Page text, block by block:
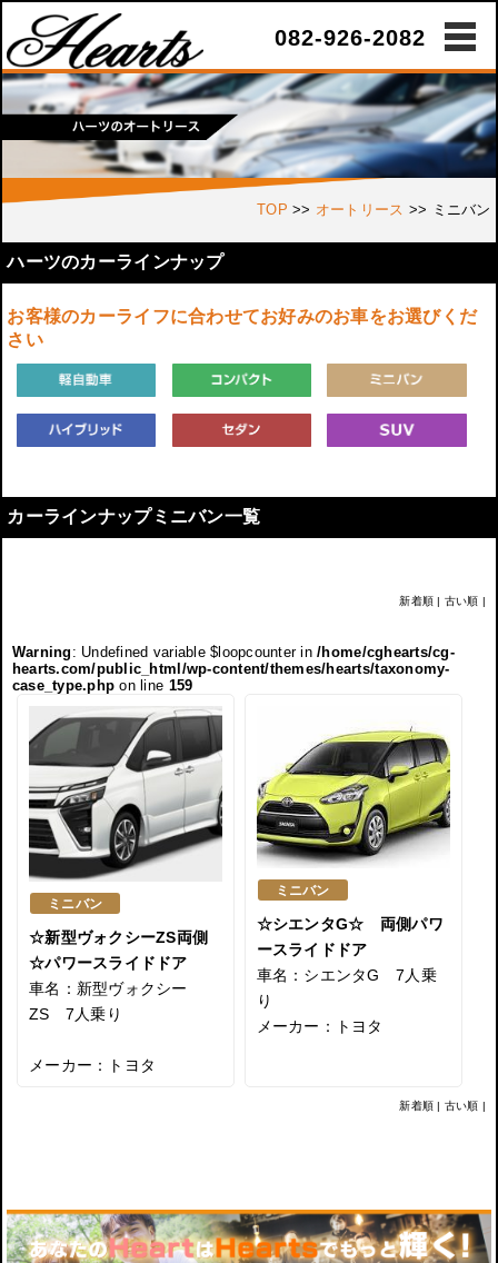
082-926-2082
TOP >> オートリース >> ミニバン
ハーツのカーラインナップ
お客様のカーライフに合わせてお好みのお車をお選びくだ
さい
カーラインナップミニバン一覧
新着順 | 古い順 |
Warning : Undefined variable $loopcounter in/home/cghearts/cg-
hearts.com/public_html/wp-content/themes/hearts/taxonomy-
case_type.php on line 159
ミニバン
☆新型ヴォクシーZS両側
☆パワースライドドア
車名：新型ヴォクシー
ZS 7人乗り
メーカー：トヨタ
ミニバン
☆シエンタG☆ 両側パワ
ースライドドア
車名：シエンタG 7人乗
り
メーカー：トヨタ
新着順 | 古い順 |